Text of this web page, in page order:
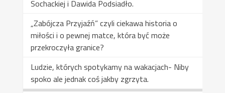
Sochackiej i Dawida Podsiadło.
„Zabójcza Przyjaźń” czyli ciekawa historia o
miłości i o pewnej matce, która być może
przekroczyła granice?
Ludzie, których spotykamy na wakacjach- Niby
spoko ale jednak coś jakby zgrzyta.